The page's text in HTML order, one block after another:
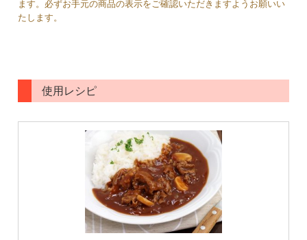
ます。必ずお手元の商品の表示をご確認いただきますようお願いい
たします。
使用レシピ